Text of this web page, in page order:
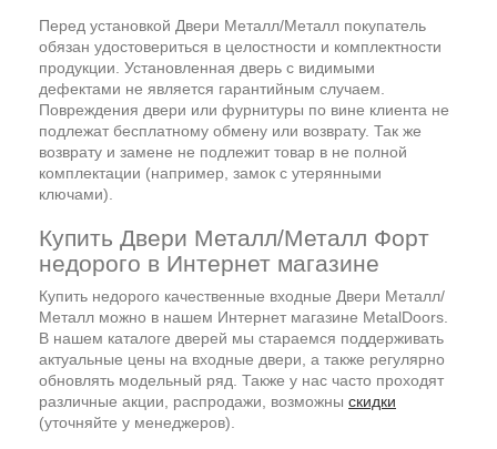
Перед установкой Двери Металл/Металл покупатель
обязан удостовериться в целостности и комплектности
продукции. Установленная дверь с видимыми
дефектами не является гарантийным случаем.
Повреждения двери или фурнитуры по вине клиента не
подлежат бесплатному обмену или возврату. Так же
возврату и замене не подлежит товар в не полной
комплектации (например, замок с утерянными
ключами).
Купить Двери Металл/Металл Форт
недорого в Интернет магазине
Купить недорого качественные входные Двери Металл/
Металл можно в нашем Интернет магазине MetalDoors.
В нашем каталоге дверей мы стараемся поддерживать
актуальные цены на входные двери, а также регулярно
обновлять модельный ряд. Также у нас часто проходят
различные акции, распродажи, возможны скидки
(уточняйте у менеджеров).